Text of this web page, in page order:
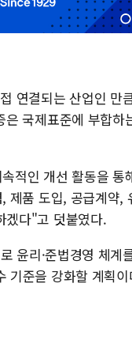
연결되는 산업인 만
국제표준에 부합하
적인 개선 활동을 통
품 도입, 공급계약,
겠다"고 덧붙였다.
윤리·준법경영 체계
기준을 강화할 계획이